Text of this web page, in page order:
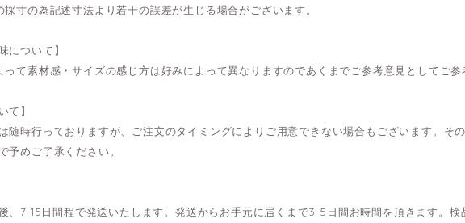
採寸の為記述寸法より若干の誤差が生じる場合がございます。
について】
って素材感・サイズの感じ方は好みによって異なりますのであくまでご参考意見としてご参
て】
随時行っておりますが、ご注文のタイミングによりご用意できない場合もございます。そ
予めご了承ください。
、7-15日間程で発送いたします。発送からお手元に届くまで3-5日間お時間を頂きます。検